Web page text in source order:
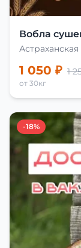
Вобла
1 050 ₽ 1
от 30кг
-18%